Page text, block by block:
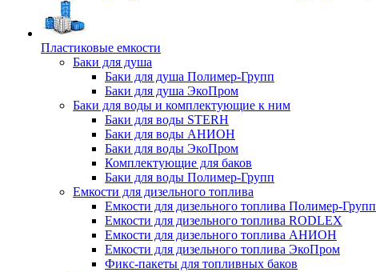
Пластиковые емкости
Баки для душа
Баки для душа Полимер-Групп
Баки для душа ЭкоПром
Баки для воды и комплектующие к ним
Баки для воды STERH
Баки для воды АНИОН
Баки для воды ЭкоПром
Комплектующие для баков
Баки для воды Полимер-Групп
Емкости для дизельного топлива
Емкости для дизельного топлива Полимер-Групп
Емкости для дизельного топлива RODLEX
Емкости для дизельного топлива АНИОН
Емкости для дизельного топлива ЭкоПром
Фикс-пакеты для топливных баков